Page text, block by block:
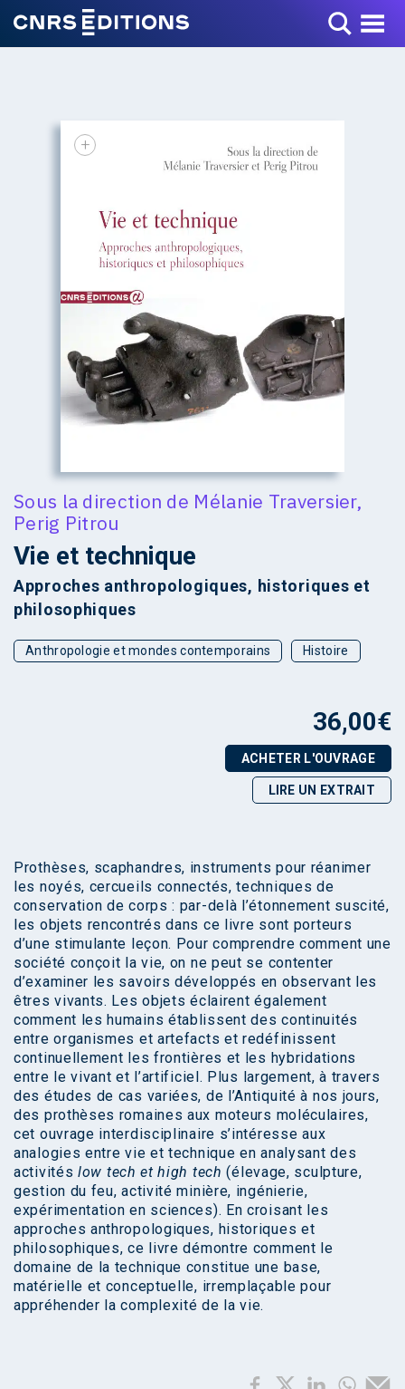
Toggle Menu
+
Sous la direction de Mélanie Traversier,
Perig Pitrou
Vie et technique
Approches anthropologiques, historiques et
philosophiques
Anthropologie et mondes contemporains Histoire
36,00€
ACHETER L'OUVRAGE
LIRE UN EXTRAIT
Prothèses, scaphandres, instruments pour réanimer
les noyés, cercueils connectés, techniques de
conservation de corps : par-delà l’étonnement suscité,
les objets rencontrés dans ce livre sont porteurs
d’une stimulante leçon. Pour comprendre comment une
société conçoit la vie, on ne peut se contenter
d’examiner les savoirs développés en observant les
êtres vivants. Les objets éclairent également
comment les humains établissent des continuités
entre organismes et artefacts et redéfinissent
continuellement les frontières et les hybridations
entre le vivant et l’artificiel. Plus largement, à travers
des études de cas variées, de l’Antiquité à nos jours,
des prothèses romaines aux moteurs moléculaires,
cet ouvrage interdisciplinaire s’intéresse aux
analogies entre vie et technique en analysant des
activités low tech et high tech (élevage, sculpture,
gestion du feu, activité minière, ingénierie,
expérimentation en sciences). En croisant les
approches anthropologiques, historiques et
philosophiques, ce livre démontre comment le
domaine de la technique constitue une base,
matérielle et conceptuelle, irremplaçable pour
appréhender la complexité de la vie.